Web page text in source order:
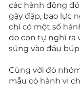
các hành động
gậy đập, bạo lực
chí có một số
do con tự nghĩ ra
súng vào đầu búp
Cùng với đó
mẫu có hành vi